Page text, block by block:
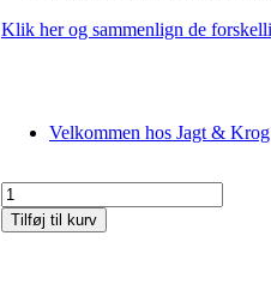
Velkommen hos Jagt & Krog
Klik her og sammenlign de
Atlas
Bipod
BT35-
Tilføj til kurv